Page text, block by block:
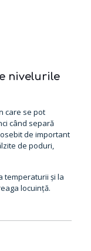
nivelurile
care se pot
când separă
de important
de poduri,
temperaturii și la
locuință.